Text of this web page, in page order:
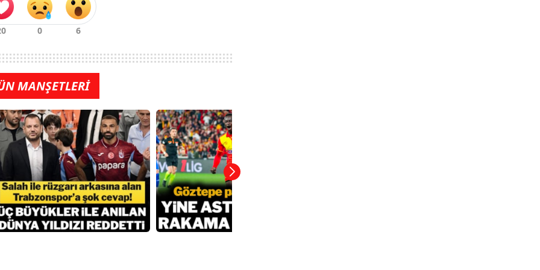
MANŞETLERİ